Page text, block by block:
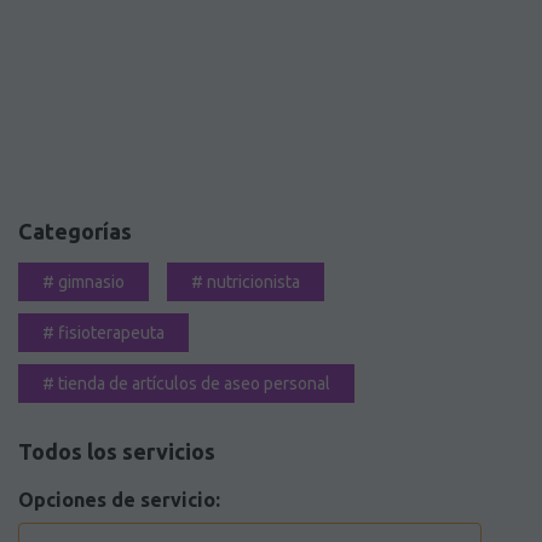
Categorías
# gimnasio # nutricionista
# fisioterapeuta
# tienda de artículos de aseo personal
Todos los servicios
Opciones de servicio: